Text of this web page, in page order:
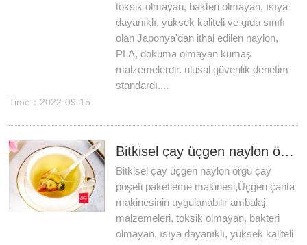
toksik olmayan, bakteri olmayan, ısıya
dayanıklı, yüksek kaliteli ve gıda sınıfı
olan Japonya'dan ithal edilen naylon,
PLA, dokuma olmayan kumaş
malzemelerdir. ulusal güvenlik denetim
standardı....
Time：2022-09-15
Bitkisel çay üçgen naylon örgü çay poşeti paketleme makinesi
Bitkisel çay üçgen naylon örgü çay
poşeti paketleme makinesi,Üçgen çanta
makinesinin uygulanabilir ambalaj
malzemeleri, toksik olmayan, bakteri
olmayan, ısıya dayanıklı, yüksek kaliteli